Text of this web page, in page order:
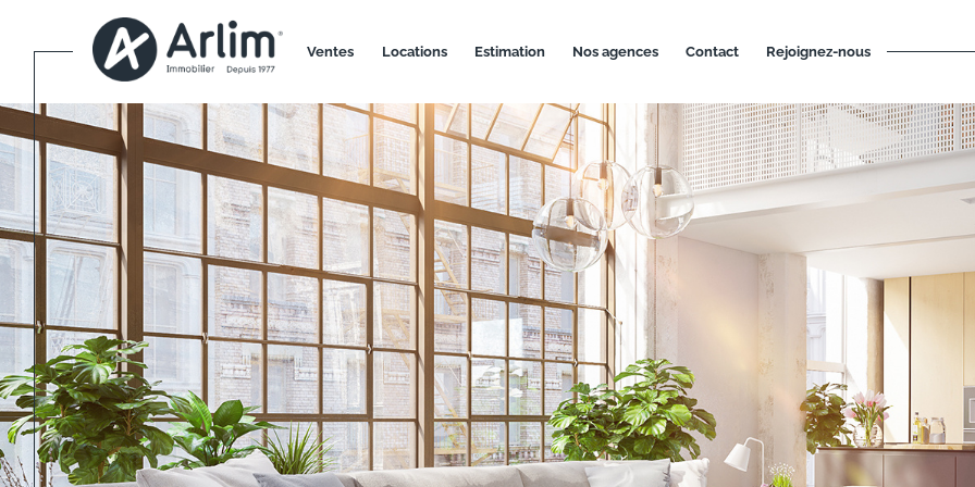
ventes locations estimation nos agences contact rejoignez-nous